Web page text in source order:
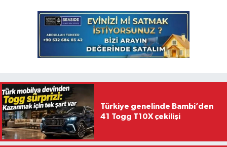
Türkiye genelinde Bambi’den
41 Togg T10X çekilişi